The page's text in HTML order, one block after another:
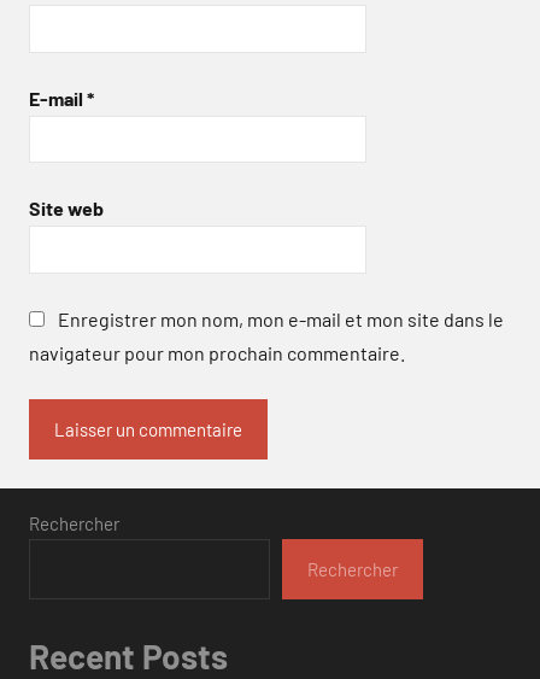
E-mail *
Site web
Enregistrer mon nom, mon e-mail et mon site dans le
navigateur pour mon prochain commentaire.
Rechercher
Rechercher
Recent Posts